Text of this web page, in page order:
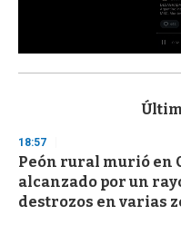
s
d
s
o
f
3
18:57
Peón rural murió en
alcanzado por un
destrozos en varias